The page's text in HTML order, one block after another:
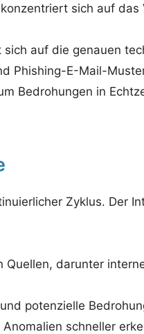
sich auf das
auf die genauen
Phishing-E-Mail-
Bedrohungen in
Zyklus. Der
darunter
potenzielle
schneller